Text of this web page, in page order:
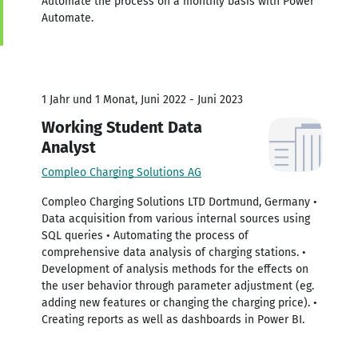
Automate.
1 Jahr und 1 Monat, Juni 2022 - Juni 2023
Working Student Data
Analyst
Compleo Charging Solutions AG
Compleo Charging Solutions LTD Dortmund, Germany •
Data acquisition from various internal sources using
SQL queries • Automating the process of
comprehensive data analysis of charging stations. •
Development of analysis methods for the effects on
the user behavior through parameter adjustment (eg.
adding new features or changing the charging price). •
Creating reports as well as dashboards in Power BI.